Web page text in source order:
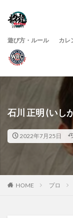
遊び方・ルール カレ
石川 正明 (いし
2022年7月25日
HOME プロ